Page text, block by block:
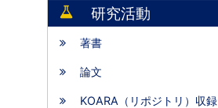
研究活動
著書
論文
KOARA（リポジトリ）収録